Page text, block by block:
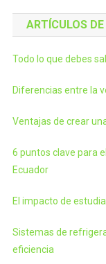
ARTÍCULOS
Todo lo que debes
Diferencias entre la
Ventajas de crear
6 puntos clave para
Ecuador
El impacto de
Sistemas de
eficiencia